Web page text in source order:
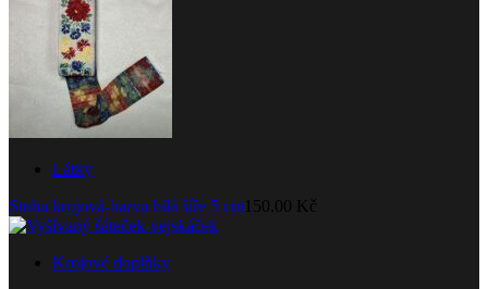
Látky
Stuha krojová-barva bílá šíře 5 cm 150.00 Kč
Krojové doplňky